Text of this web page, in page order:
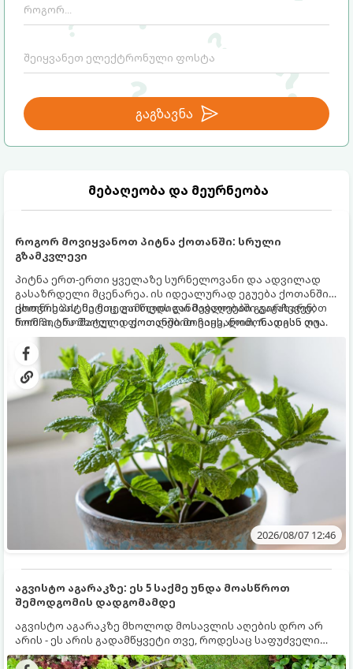
გაგზავნა
მებაღეობა და მეურნეობა
როგორ მოვიყვანოთ პიტნა ქოთანში: სრული
გზამკვლევი
პიტნა ერთ-ერთი ყველაზე სურნელოვანი და ადვილად
გასაზრდელი მცენარეა. ის იდეალურად ეგუება ქოთანში
ცხოვრებას, მეტიც, გამოცდილი მებაღეები გვირჩევენ,
რომ პიტნა მხოლოდ ქოთანში მოვიყვანოთ, რადგან ღია
გრუნტში (ბაღში) დარგვისას ის ფესვებით ძალიან
სწრაფად ვრცელდება და სხვა მცენარეებს ავიწროებს.
ქოთნის პიტნა მთელი წლის განმავლობაში გაგახარებთ
ნორჩი, არომატული ფოთლებით ჩაის, ლიმონათისა თუ
კერძებისთვის.
2026/08/07 12:46
აგვისტო აგარაკზე: ეს 5 საქმე უნდა მოასწროთ
შემოდგომის დადგომამდე
აგვისტო აგარაკზე მხოლოდ მოსავლის აღების დრო არ
არის - ეს არის გადამწყვეტი თვე, როდესაც საფუძველი
ეყრება მომავალი წლის მოსავალს და ბაღი მზადდება
ურთიერთობებს.